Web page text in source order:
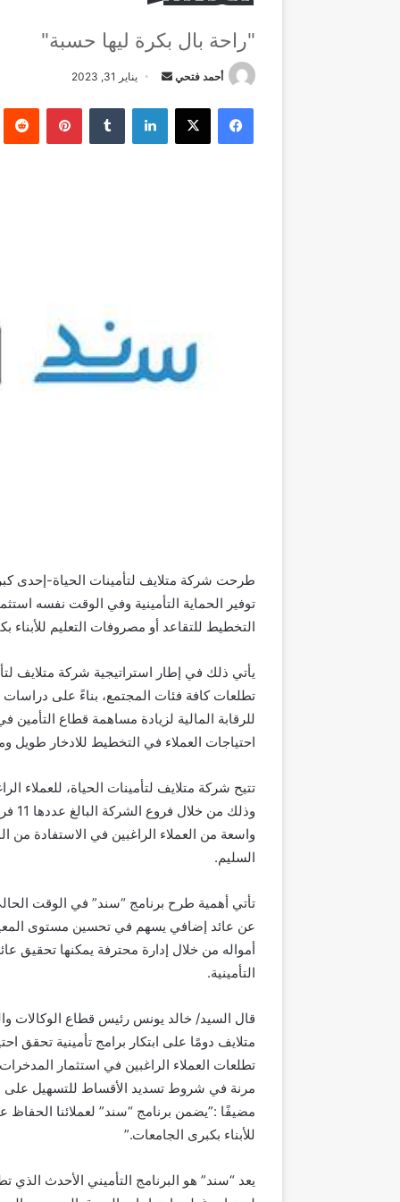
"راحة بال بكرة ليها حسبة"
أحمد فتحي
أرسل
إلكترونيا
يناير 31, 2023
فيسبوك ‫X لينكدإن
طرحت شركة متلايف لتأمينات الحياة-إحدى
توفير الحماية التأمينية وفي الوقت نفسه
التخطيط للتقاعد أو مصروفات التعليم
يأتي ذلك في إطار استراتيجية شركة متلايف
تطلعات كافة فئات المجتمع، بناءً على
للرقابة المالية لزيادة مساهمة قطاع التأمين
احتياجات العملاء في التخطيط للادخار طويل
تتيح شركة متلايف لتأمينات الحياة، للعملاء
واسعة من العملاء الراغبين في الاستفادة من
السليم.
تأتي أهمية طرح برنامج “سند” في الوقت
عن عائد إضافي يسهم في تحسين مستوى
أمواله من خلال إدارة محترفة يمكنها تحقيق
التأمينية.
قال السيد/ خالد يونس رئيس قطاع الوكالات
متلايف دومًا على ابتكار برامج تأمينية تحقق
تطلعات العملاء الراغبين في استثمار
مرنة في شروط تسديد الأقساط للتسهيل على
مضيفًا :”يضمن برنامج “سند” لعملائنا
للأبناء بكبرى الجامعات.”
يعد “سند” هو البرنامج التأميني الأحدث الذي